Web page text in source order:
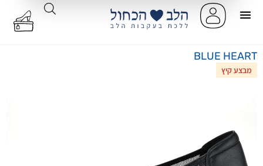
BLUE HEART
מבצע קיץ